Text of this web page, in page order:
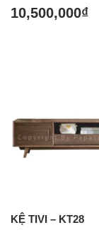
10,500,000₫
KỆ TIVI – KT28